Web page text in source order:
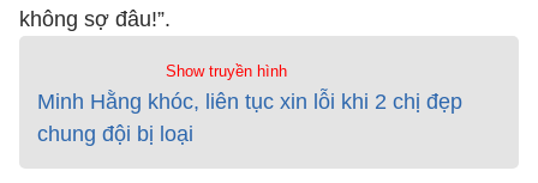
không sợ đâu!”.
Show truyền hình
Minh Hằng khóc, liên tục xin lỗi khi 2 chị đẹp
chung đội bị loại